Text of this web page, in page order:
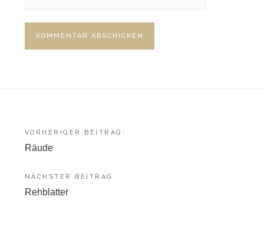
Beitragsnavigation
VORHERIGER BEITRAG:
Räude
NÄCHSTER BEITRAG:
Rehblatter